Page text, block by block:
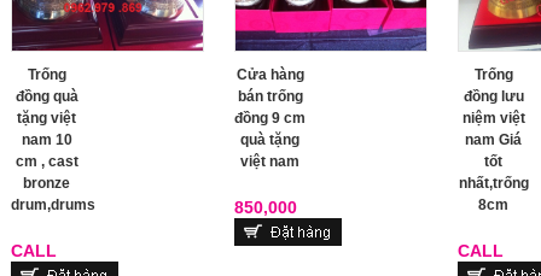
Trống
đồng quà
tặng việt
nam 10
cm , cast
bronze
drum,drums
CALL
Cửa hàng
bán trống
đồng 9 cm
quà tặng
việt nam
850,000
Trống
đồng lưu
niệm việt
nam Giá
tốt
nhất,trống
8cm
CALL